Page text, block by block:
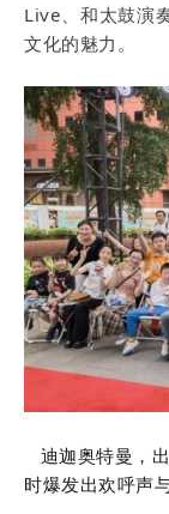
Live、和太鼓演
文化的魅力。
迪迦奥特曼，
时爆发出欢呼声